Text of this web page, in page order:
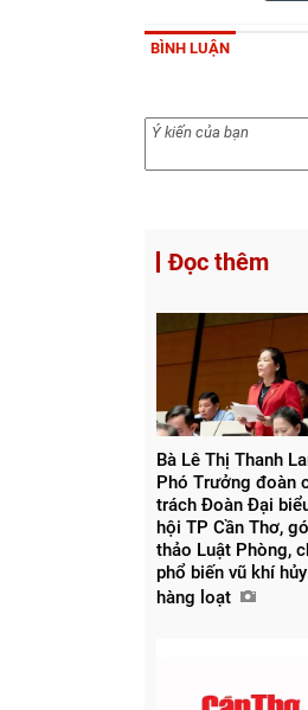
BÌNH LUẬN
Đọc thêm
Bà Lê Thị Thanh
Phó Trưởng đoàn
trách Đoàn Đại
hội TP Cần Thơ,
thảo Luật Phòng,
phổ biến vũ khí
hàng loạt